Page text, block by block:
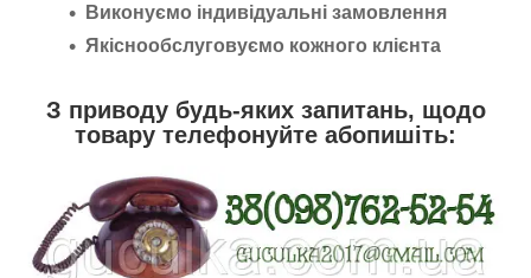
Виконуємо індивідуальні замовлення
Якіснообслуговуємо кожного клієнта
З приводу будь-яких запитань, щодо
товару телефонуйте абопишіть: